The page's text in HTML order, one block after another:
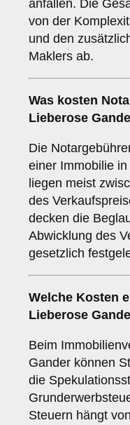
anfallen. Die
von der
und den
Maklers ab.
Was kosten
Lieberose
Die
einer Immobilie
liegen meist
des
decken die
Abwicklung des
gesetzlich
Welche Kosten
Lieberose
Beim
Gander können
die
Steuern hängt